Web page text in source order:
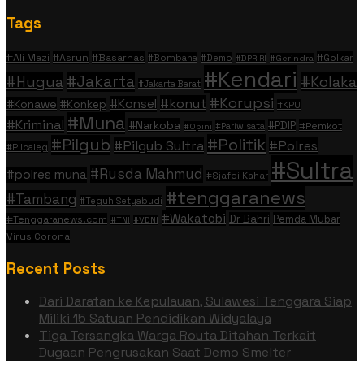
Tags
#Ali Mazi #Asrun #Basarnas #Bombana #Demo #DPR RI #Gerindra #Golkar
#Hugua #Jakarta #Jakarta Barat #Kendari #Kolaka
#Konawe #Konkep #Konsel #konut #Korupsi #KPU
#Kriminal #Muna #Narkoba #Opini #Pariwisata #PDIP #Pemkot
#Pilcaleg #Pilgub #Pilgub Sultra #Politik #Polres
#polres muna #Rusda Mahmud #Sjafei Kahar #Sultra
#Tambang #Teguh Setyabudi #tenggaranews
#Tenggaranews.com #TNI #VDNI #Wakatobi Dr Bahri Pemda Mubar
Virus Corona
Recent Posts
Dari Daratan ke Kepulauan, Sulawesi Tenggara Siap
Miliki 15 Satuan Pendidikan Widyalaya
Tiga Tersangka Warga Routa Ditahan Terkait
Dugaan Pengrusakan Saat Demo Smelter